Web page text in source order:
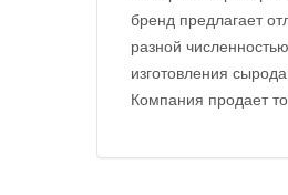
бренд предлагает
разной
изготовления
Компания продает